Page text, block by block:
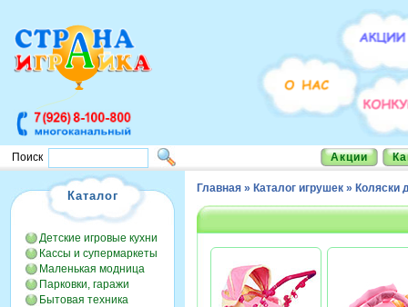
Поиск Акции
Каталог
Детские игровые кухни
Кассы и супермаркеты
Маленькая модница
Парковки, гаражи
Бытовая техника
Главная » Каталог игрушек » Коляски